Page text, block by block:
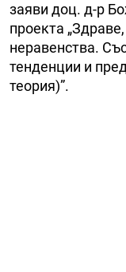
заяви доц. д-р
проекта
неравенства.
тенденции и
теория)”.